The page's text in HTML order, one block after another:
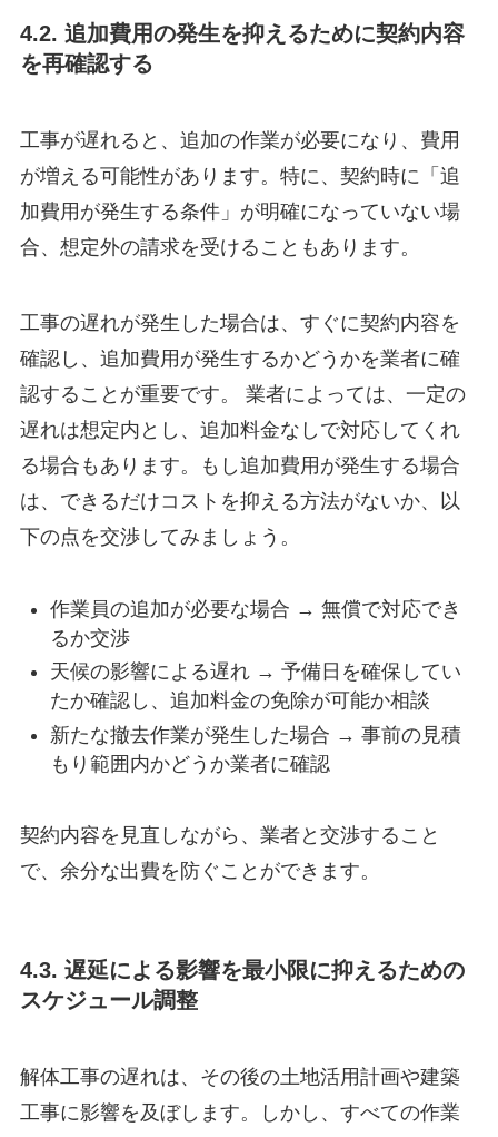
4.2. 追加費用の発生を抑えるために契約内容
を再確認する
工事が遅れると、追加の作業が必要になり、費用
が増える可能性があります。特に、契約時に「追
加費用が発生する条件」が明確になっていない場
合、想定外の請求を受けることもあります。
工事の遅れが発生した場合は、すぐに契約内容を
確認し、追加費用が発生するかどうかを業者に確
認することが重要です。 業者によっては、一定の
遅れは想定内とし、追加料金なしで対応してくれ
る場合もあります。もし追加費用が発生する場合
は、できるだけコストを抑える方法がないか、以
下の点を交渉してみましょう。
作業員の追加が必要な場合 → 無償で対応でき
るか交渉
天候の影響による遅れ → 予備日を確保してい
たか確認し、追加料金の免除が可能か相談
新たな撤去作業が発生した場合 → 事前の見積
もり範囲内かどうか業者に確認
契約内容を見直しながら、業者と交渉すること
で、余分な出費を防ぐことができます。
4.3. 遅延による影響を最小限に抑えるための
スケジュール調整
解体工事の遅れは、その後の土地活用計画や建築
工事に影響を及ぼします。しかし、すべての作業